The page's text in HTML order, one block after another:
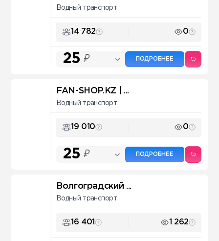
Водный транспорт
14 782 0
25 ₽ ПОДРОБНЕЕ
FAN-SHOP.KZ | ...
Водный транспорт
19 010 0
25 ₽ ПОДРОБНЕЕ
Волгоградский ...
Водный транспорт
16 401 1 262